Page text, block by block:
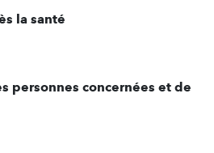
la santé
personnes concernées et de